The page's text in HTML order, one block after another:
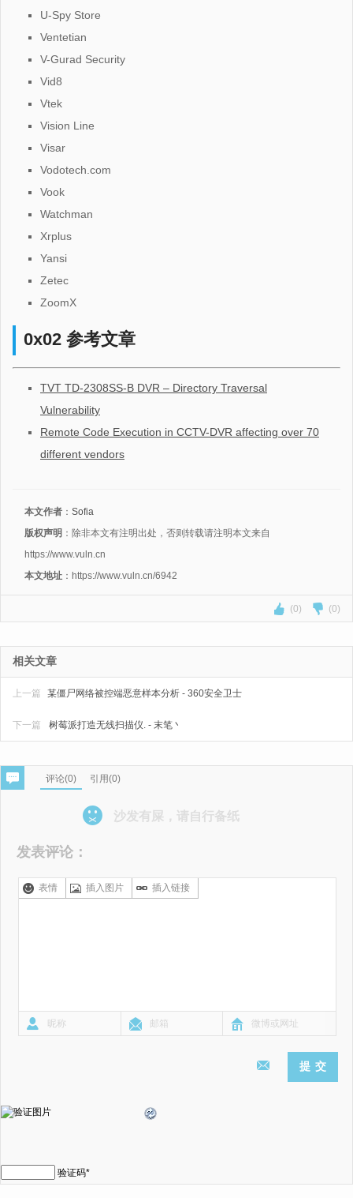
U-Spy Store
Ventetian
V-Gurad Security
Vid8
Vtek
Vision Line
Visar
Vodotech.com
Vook
Watchman
Xrplus
Yansi
Zetec
ZoomX
0x02 参考文章
TVT TD-2308SS-B DVR – Directory Traversal
Vulnerability
Remote Code Execution in CCTV-DVR affecting over 70
different vendors
本文作者 ： Sofia
版权声明 ：除非本文有注明出处，否则转载请注明本文来自
https://www.vuln.cn
本文地址 ：https://www.vuln.cn/6942
(0) (0)
相关文章
上一篇 某僵尸网络被控端恶意样本分析 - 360安全卫士
树莓派打造无线扫描仪. - 末笔丶
下一篇
评论(0) 引用(0)
沙发有屎，请自行备纸
发表评论：
表情 插入图片 插入链接
验证码*